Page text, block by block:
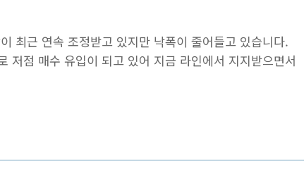
최근 연속 조정받고 있지만 낙폭이 줄어들고 있습니다.
저점 매수 유입이 되고 있어 지금 라인에서 지지받으면서